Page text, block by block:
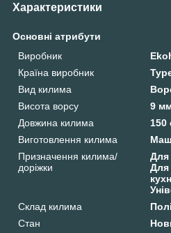
Характеристики
Основні атрибути
Виробник
Країна виробник
Вид килима
Висота ворсу
9
Довжина килима
150
Виготовлення килима
Призначення килима/
доріжки
Для
Для
Склад килима
Стан